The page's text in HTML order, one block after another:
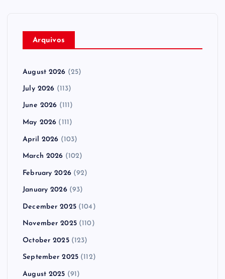
Arquivos
August 2026 (25)
July 2026 (113)
June 2026 (111)
May 2026 (111)
April 2026 (103)
March 2026 (102)
February 2026(92)
January 2026(93)
December 2025(104)
November 2025(110)
October 2025(123)
September 2025 (112)
August 2025 (91)